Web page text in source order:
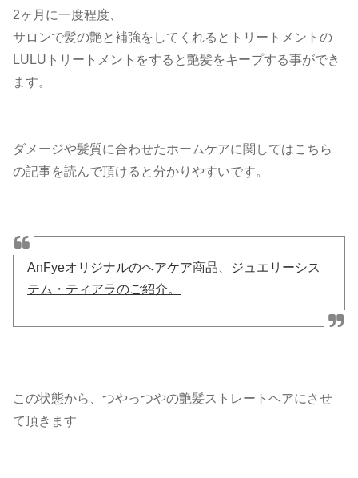
2ヶ月に一度程度、
サロンで髪の艶と補強をしてくれるとトリートメントの
LULUトリートメントをすると艶髪をキープする事ができ
ます。
ダメージや髪質に合わせたホームケアに関してはこちら
の記事を読んで頂けると分かりやすいです。
AnFyeオリジナルのヘアケア商品、ジュエリーシス
テム・ティアラのご紹介。
この状態から、つやっつやの艶髪ストレートヘアにさせ
て頂きます